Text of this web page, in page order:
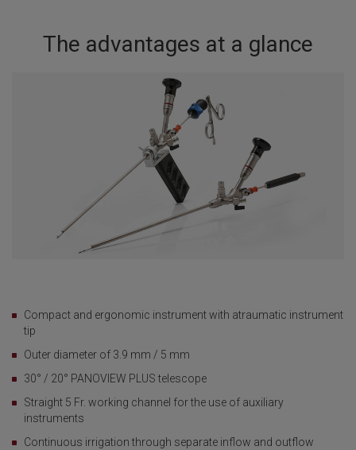
The advantages at a glance
Compact and ergonomic instrument with atraumatic instrument
tip
Outer diameter of 3.9 mm / 5 mm
30° / 20° PANOVIEW PLUS telescope
Straight 5 Fr. working channel for the use of auxiliary
instruments
Continuous irrigation through separate inflow and outflow